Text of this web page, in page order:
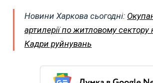
Новини Харкова сьогодні:
артилерії по житловому сектору
Кадри руйнувань